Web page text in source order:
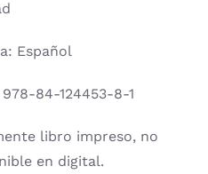
Español
978-84-124453-8-1
libro impreso, no
en digital.